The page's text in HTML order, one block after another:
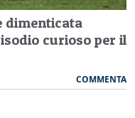
dimenticata
curioso per il
COMMENTA